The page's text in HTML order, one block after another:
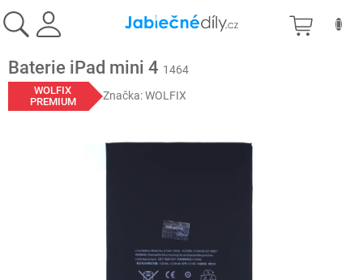
na
obsah
Baterie iPad mini 4 1464
WOLFIX
PREMIUM
Značka:WOLFIX